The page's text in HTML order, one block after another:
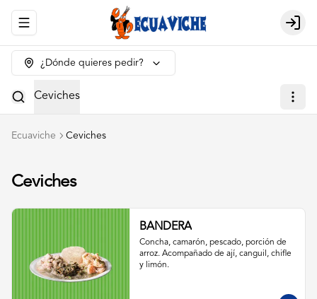
Abrir menu de navegación Login
¿Dónde quieres pedir?
Ceviches
Ecuaviche Ceviches
Ceviches
BANDERA
Concha, camarón, pescado, porción de
arroz. Acompañado de ají, canguil, chifle
y limón.